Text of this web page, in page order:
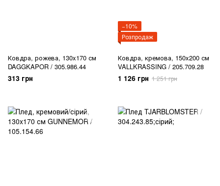
Ковдра, рожева, 130x170 см
DAGGKAPOR / 305.986.44
313 грн
−10%
Розпродаж
Ковдра, кремова, 150x200 см
VALLKRASSING / 205.709.28
1 126 грн 1 251 грн